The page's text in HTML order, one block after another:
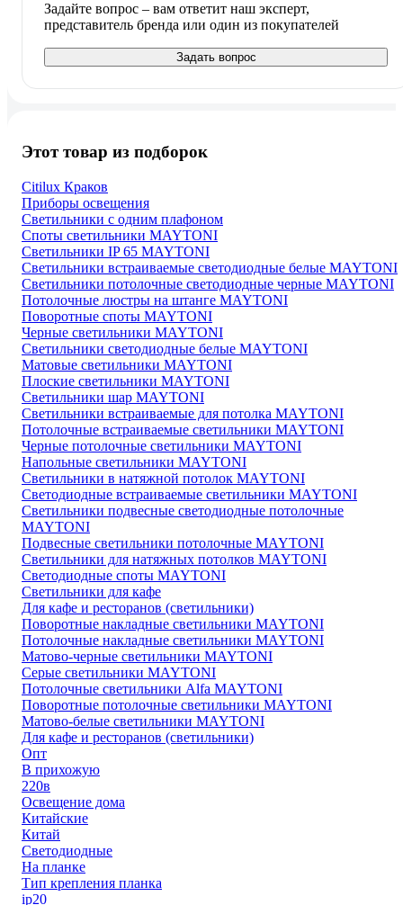
Задайте вопрос – вам ответит наш эксперт,
представитель бренда или один из покупателей
Задать вопрос
Этот товар из подборок
Citilux Краков
Приборы освещения
Светильники с одним плафоном
Споты светильники MAYTONI
Светильники IP 65 MAYTONI
Светильники встраиваемые светодиодные белые MAYTONI
Светильники потолочные светодиодные черные MAYTONI
Потолочные люстры на штанге MAYTONI
Поворотные споты MAYTONI
Черные светильники MAYTONI
Светильники светодиодные белые MAYTONI
Матовые светильники MAYTONI
Плоские светильники MAYTONI
Светильники шар MAYTONI
Светильники встраиваемые для потолка MAYTONI
Потолочные встраиваемые светильники MAYTONI
Черные потолочные светильники MAYTONI
Напольные светильники MAYTONI
Светильники в натяжной потолок MAYTONI
Светодиодные встраиваемые светильники MAYTONI
Светильники подвесные светодиодные потолочные
MAYTONI
Подвесные светильники потолочные MAYTONI
Светильники для натяжных потолков MAYTONI
Светодиодные споты MAYTONI
Светильники для кафе
Для кафе и ресторанов (светильники)
Поворотные накладные светильники MAYTONI
Потолочные накладные светильники MAYTONI
Матово-черные светильники MAYTONI
Серые светильники MAYTONI
Потолочные светильники Alfa MAYTONI
Поворотные потолочные светильники MAYTONI
Матово-белые светильники MAYTONI
Для кафе и ресторанов (светильники)
Опт
В прихожую
220в
Освещение дома
Китайские
Китай
Светодиодные
На планке
Тип крепления планка
ip20